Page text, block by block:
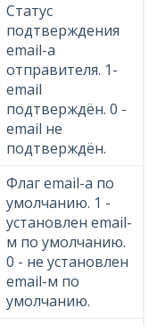
Статус
подтверждения
email-a
отправителя. 1-
email
подтверждён. 0 -
email не
подтверждён.
Флаг email-а по
умолчанию. 1 -
установлен email-
м по умолчанию.
0 - не установлен
email-м по
умолчанию.